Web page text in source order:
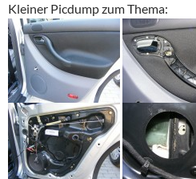
Kleiner Picdump zum Thema: